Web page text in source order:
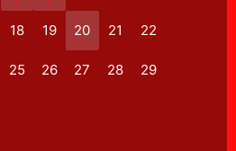
18 19 20 21 22
25 26 27 28 29